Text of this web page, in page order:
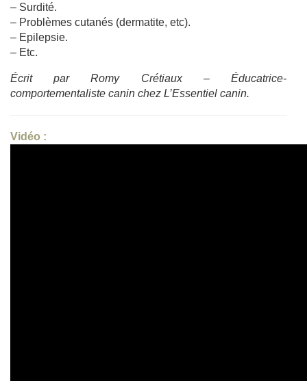
– Surdité.
– Problèmes cutanés (dermatite, etc).
– Epilepsie.
– Etc.
Écrit par Romy Crétiaux – Éducatrice-
comportementaliste canin chez L’Essentiel canin.
Vidéo :